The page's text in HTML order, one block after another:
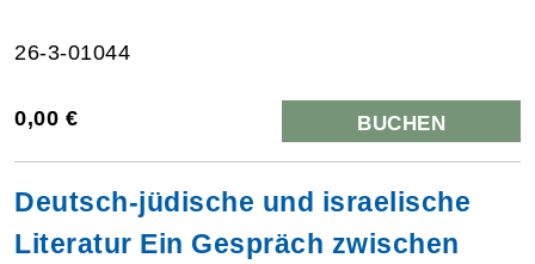
26-3-01044
0,00 € BUCHEN
Deutsch-jüdische und israelische
Literatur Ein Gespräch zwischen